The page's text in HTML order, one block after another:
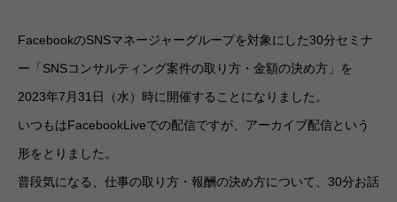
FacebookのSNSマネージャーグループを対象にした30分セミナ
ー「SNSコンサルティング案件の取り方・金額の決め方」を
2023年7月31日（水）時に開催することになりました。
いつもはFacebookLiveでの配信ですが、アーカイブ配信という
形をとりました。
普段気になる、仕事の取り方・報酬の決め方について、30分お話